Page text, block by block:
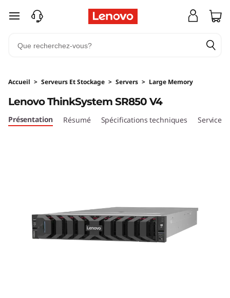
D
passer au contenu principal
Accueil > Serveurs Et Stockage > Servers > Large Memory
Lenovo ThinkSystem SR850 V4
Présentation Résumé Spécifications techniques Services